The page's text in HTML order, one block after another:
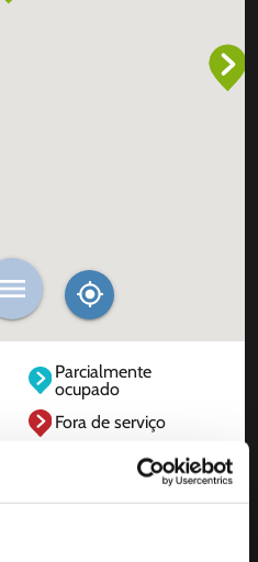
Parcialmente
ocupado
Fora de serviço